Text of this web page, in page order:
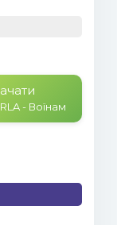
- Воїнам